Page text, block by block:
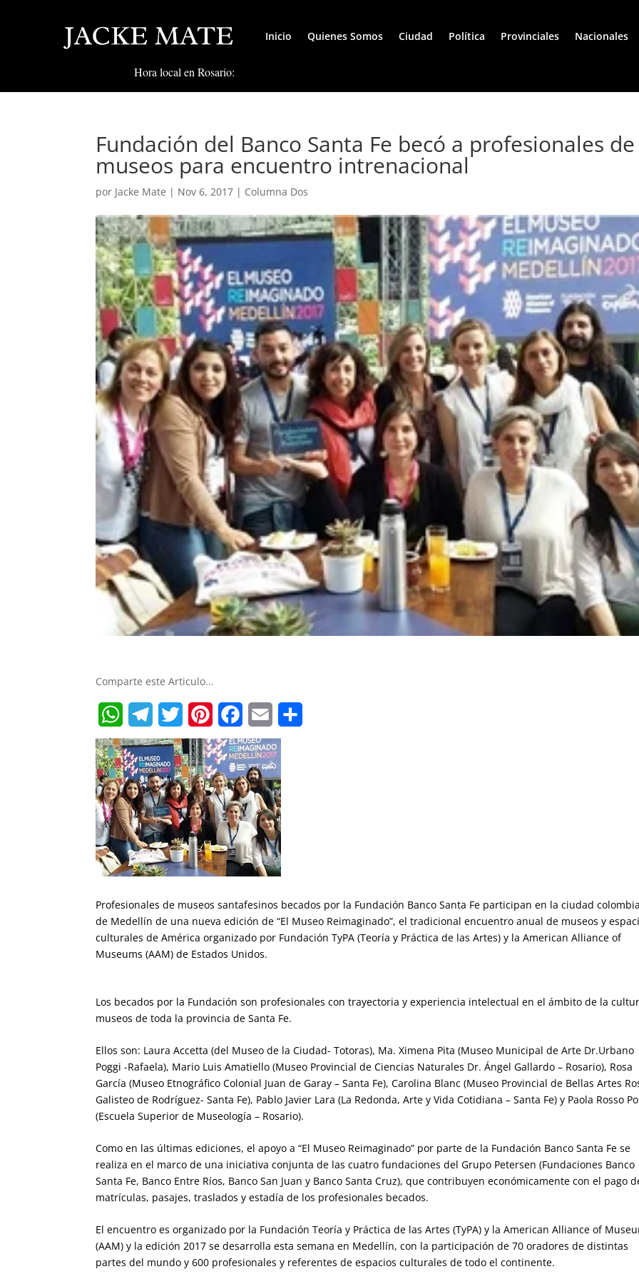
Inicio Quienes Somos Ciudad Política Provinciales Nacionales
Hora local en Rosario:
Fundación del Banco Santa Fe becó a profesionales de
museos para encuentro intrenacional
por Jacke Mate | Nov 6, 2017 | Columna Dos
Comparte este Articulo...
W
h
a
t
s
A
p
T
e
l
e
g
r
m
T
w
i
t
t
e
P
i
n
t
e
r
s
t
F
a
c
e
b
o
k
E
m
a
i
l
S
a
r
e
Profesionales de museos santafesinos becados por la Fundación Banco Santa Fe participan en la ciudad
de Medellín de una nueva edición de “El Museo Reimaginado”, el tradicional encuentro anual de museos y
culturales de América organizado por Fundación TyPA (Teoría y Práctica de las Artes) y la American Alliance of
Museums (AAM) de Estados Unidos.
Los becados por la Fundación son profesionales con trayectoria y experiencia intelectual en el ámbito de la
museos de toda la provincia de Santa Fe.
Ellos son: Laura Accetta (del Museo de la Ciudad- Totoras), Ma. Ximena Pita (Museo Municipal de Arte Dr.Urbano
Poggi -Rafaela), Mario Luis Amatiello (Museo Provincial de Ciencias Naturales Dr. Ángel Gallardo – Rosario), Rosa
García (Museo Etnográfico Colonial Juan de Garay – Santa Fe), Carolina Blanc (Museo Provincial de Bellas Artes
Galisteo de Rodríguez- Santa Fe), Pablo Javier Lara (La Redonda, Arte y Vida Cotidiana – Santa Fe) y Paola Rosso
(Escuela Superior de Museología – Rosario).
Como en las últimas ediciones, el apoyo a “El Museo Reimaginado” por parte de la Fundación Banco Santa Fe se
realiza en el marco de una iniciativa conjunta de las cuatro fundaciones del Grupo Petersen (Fundaciones Banco
Santa Fe, Banco Entre Ríos, Banco San Juan y Banco Santa Cruz), que contribuyen económicamente con el pago
matrículas, pasajes, traslados y estadía de los profesionales becados.
El encuentro es organizado por la Fundación Teoría y Práctica de las Artes (TyPA) y la American Alliance of
(AAM) y la edición 2017 se desarrolla esta semana en Medellín, con la participación de 70 oradores de distintas
partes del mundo y 600 profesionales y referentes de espacios culturales de todo el continente.